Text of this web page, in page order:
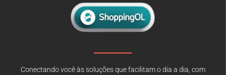
Conectando você às soluções que facilitam o dia a dia, com